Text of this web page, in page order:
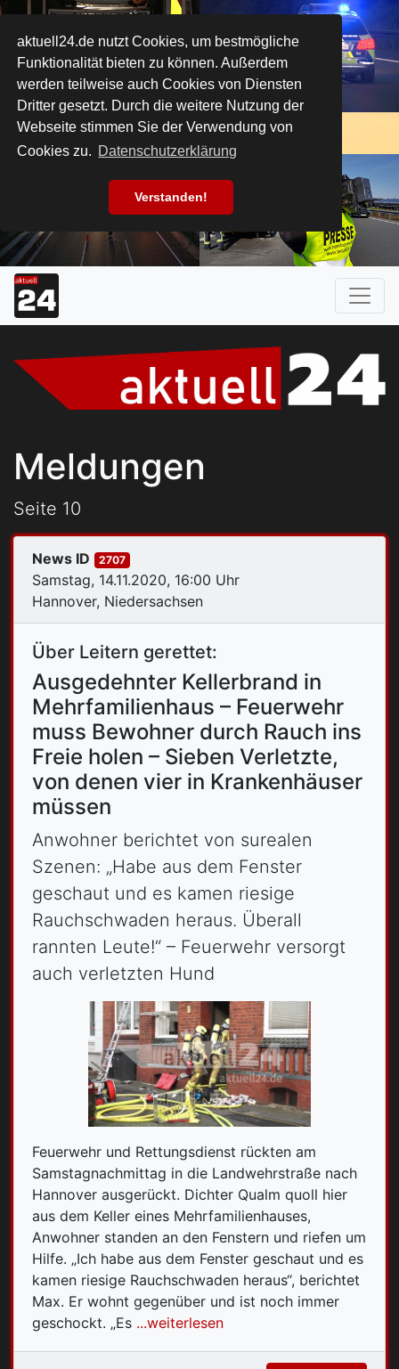
aktuell24.de nutzt Cookies, um bestmögliche
Funktionalität bieten zu können. Außerdem
werden teilweise auch Cookies von Diensten
Dritter gesetzt. Durch die weitere Nutzung der
Webseite stimmen Sie der Verwendung von
Cookies zu. Datenschutzerklärung
Verstanden!
Meldungen
Seite 10
Samstag, 14.11.2020, 16:00 Uhr
Hannover, Niedersachsen
News ID 2707
Über Leitern gerettet:
Ausgedehnter Kellerbrand in
Mehrfamilienhaus – Feuerwehr
muss Bewohner durch Rauch ins
Freie holen – Sieben Verletzte,
von denen vier in Krankenhäuser
müssen
Anwohner berichtet von surealen
Szenen: „Habe aus dem Fenster
geschaut und es kamen riesige
Rauchschwaden heraus. Überall
rannten Leute!“ – Feuerwehr versorgt
auch verletzten Hund
Feuerwehr und Rettungsdienst rückten am
Samstagnachmittag in die Landwehrstraße nach
Hannover ausgerückt. Dichter Qualm quoll hier
aus dem Keller eines Mehrfamilienhauses,
Anwohner standen an den Fenstern und riefen um
Hilfe. „Ich habe aus dem Fenster geschaut und es
kamen riesige Rauchschwaden heraus“, berichtet
Max. Er wohnt gegenüber und ist noch immer
geschockt. „Es ...weiterlesen